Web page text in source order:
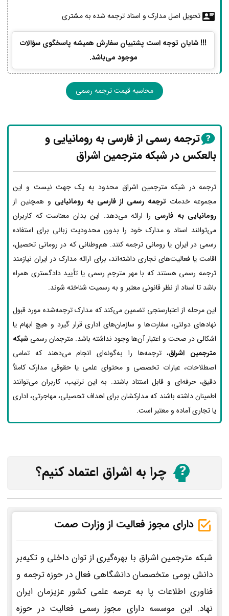
تحویل اصل مدارک و اسناد ترجمه شده به مشتری
!!! شایان توجه است پشتیبان سفارش همیشه پاسخگوی سؤالات
موجود می‌باشد.
محاسبه قیمت ترجمه رسمی
ترجمه رسمی از فارسی به رومانیایی و
بالعکس در شبکه مترجمین اشراق
ترجمه در شبکه مترجمین اشراق محدود به یک جهت نیست و این
مجموعه خدمات ترجمه رسمی از فارسی به رومانیایی و همچنین از
رومانیایی به فارسی را ارائه می‌دهد. این بدان معناست که کاربران
می‌توانند اسناد و مدارک خود را بدون محدودیت زبانی برای استفاده
رسمی در ایران یا رومانی ترجمه کنند. هم‌وطنانی که در رومانی تحصیل،
اقامت یا فعالیت‌های تجاری داشته‌اند، برای ارائه مدارک در ایران نیازمند
ترجمه رسمی هستند که با مهر مترجم رسمی یا تأیید دادگستری همراه
باشد تا اسناد از نظر قانونی معتبر و به رسمیت شناخته شوند.
این مرحله از اعتبارسنجی تضمین می‌کند که مدارک ترجمه‌شده مورد قبول
نهادهای دولتی، سفارت‌ها و سازمان‌های اداری قرار گیرد و هیچ ابهام یا
اشکالی در صحت و اعتبار آن‌ها وجود نداشته باشد. مترجمان رسمی شبکه
مترجمین اشراق، ترجمه‌ها را به‌گونه‌ای انجام می‌دهند که تمامی
اصطلاحات، عبارات تخصصی و محتوای علمی یا حقوقی مدارک کاملاً
دقیق، حرفه‌ای و قابل استناد باشند. به این ترتیب، کاربران می‌توانند
اطمینان داشته باشند که مدارکشان برای اهداف تحصیلی، مهاجرتی، اداری
یا تجاری آماده و معتبر است.
چرا به اشراق اعتماد کنیم؟
دارای مجوز فعالیت از وزارت صمت
شبکه مترجمین اشراق با بهره‌گیری از توان داخلی و تکیه‌بر
دانش بومی متخصصان دانشگاهی فعال در حوزه ترجمه و
فناوری اطلاعات پا به عرصه علمی کشور عزیزمان ایران
نهاد. این موسسه دارای مجوز رسمی فعالیت در حوزه